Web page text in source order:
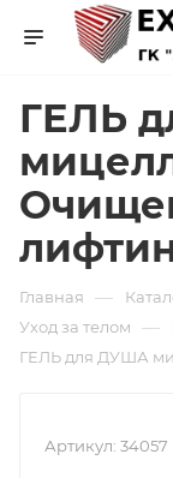
ГЕЛЬ
Главная —
Уход за телом —
ГЕЛЬ для ДУША
Артикул: 34057